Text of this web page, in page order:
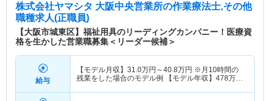
株式会社ヤマシタ 大阪中央営業所の作業療法士,その他
職種求人(正職員)
【大阪市城東区】福祉用具のリーディングカンパニー！医療資
格を生かした営業職募集＜リーダー候補＞
給与
【モデル月収】 31.0万円～40.8万円 ※月10時間の
残業をした場合のモデル例 【モデル年収】 478万円
例